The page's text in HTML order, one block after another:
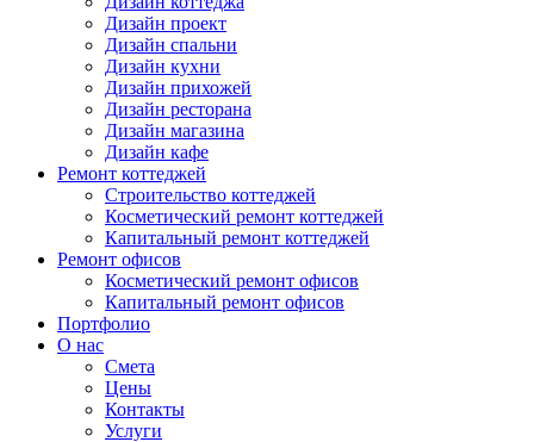
Дизайн проект
Дизайн спальни
Дизайн кухни
Дизайн прихожей
Дизайн ресторана
Дизайн магазина
Дизайн кафе
Ремонт коттеджей
Строительство коттеджей
Косметический ремонт коттеджей
Капитальный ремонт коттеджей
Ремонт офисов
Косметический ремонт офисов
Капитальный ремонт офисов
Портфолио
О нас
Смета
Цены
Контакты
Услуги